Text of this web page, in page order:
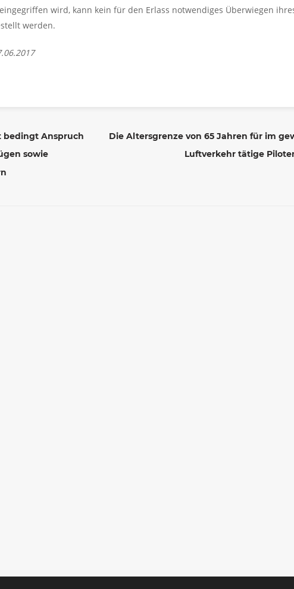
wird, kann kein für den Erlass notwendiges Überwiegen
werden.
bedingt Anspruch
sowie
Die Altersgrenze von 65 Jahren für im
Luftverkehr tätige